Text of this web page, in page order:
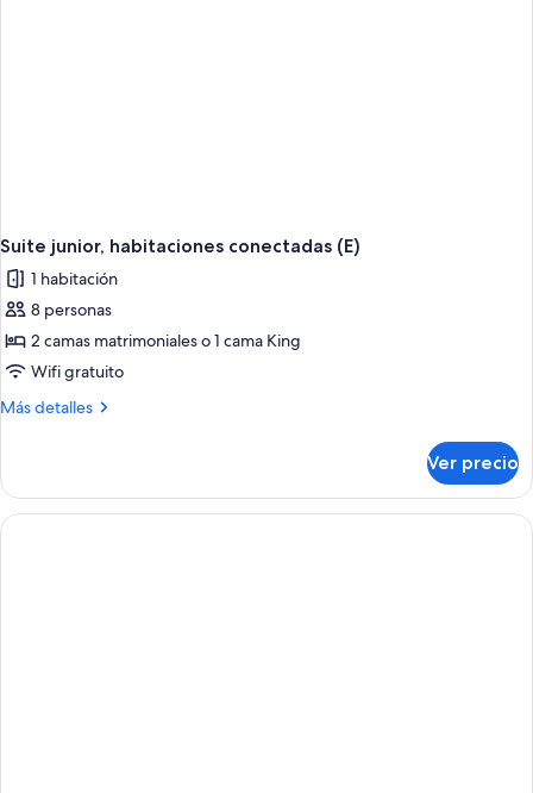
Suite junior, habitaciones conectadas (E)
1 habitación
8 personas
2 camas matrimoniales o 1 cama King
Wifi gratuito
Más detalles
Más
junior,
habitaciones
conectadas
Ver precio